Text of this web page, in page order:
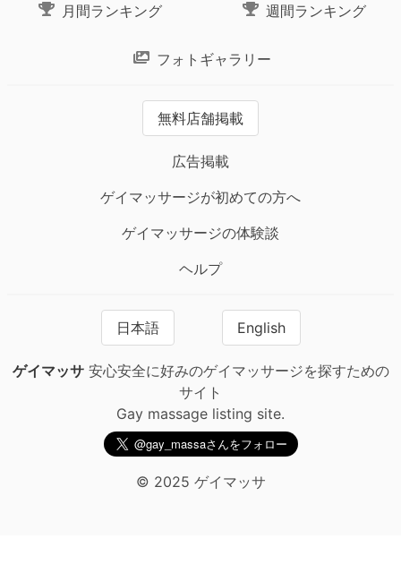
月間ランキング 週間ランキング
フォトギャラリー
無料店舗掲載
広告掲載
ゲイマッサージが初めての方へ
ゲイマッサージの体験談
ヘルプ
日本語 English
ゲイマッサ安心安全に好みのゲイマッサージを探すための
サイト
Gay massage listing site.
© 2025 ゲイマッサ